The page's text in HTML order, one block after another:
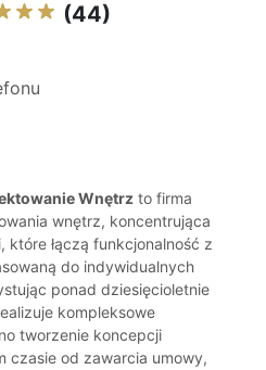
(44)
Wnętrz to firma
wnętrz, koncentrująca
które łączą funkcjonalność z
do indywidualnych
ponad dziesięcioletnie
kompleksowe
tworzenie koncepcji
czasie od zawarcia umowy,